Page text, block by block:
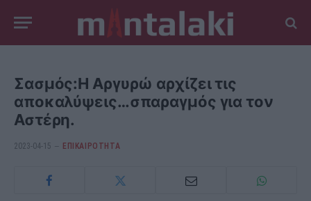
Σασμός:Η Αργυρώ αρχίζει τις
αποκαλύψεις…σπαραγμός για τον
Αστέρη.
2023-04-15 ΕΠΙΚΑΙΡΟΤΗΤΑ